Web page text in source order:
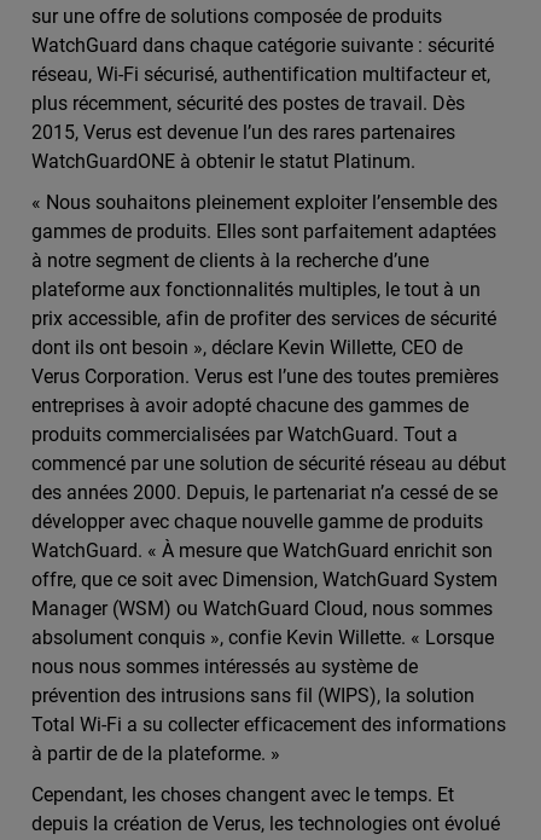
sur une offre de solutions composée de produits
WatchGuard dans chaque catégorie suivante : sécurité
réseau, Wi-Fi sécurisé, authentification multifacteur et,
plus récemment, sécurité des postes de travail. Dès
2015, Verus est devenue l’un des rares partenaires
WatchGuardONE à obtenir le statut Platinum.
« Nous souhaitons pleinement exploiter l’ensemble des
gammes de produits. Elles sont parfaitement adaptées
à notre segment de clients à la recherche d’une
plateforme aux fonctionnalités multiples, le tout à un
prix accessible, afin de profiter des services de sécurité
dont ils ont besoin », déclare Kevin Willette, CEO de
Verus Corporation. Verus est l’une des toutes premières
entreprises à avoir adopté chacune des gammes de
produits commercialisées par WatchGuard. Tout a
commencé par une solution de sécurité réseau au début
des années 2000. Depuis, le partenariat n’a cessé de se
développer avec chaque nouvelle gamme de produits
WatchGuard. « À mesure que WatchGuard enrichit son
offre, que ce soit avec Dimension, WatchGuard System
Manager (WSM) ou WatchGuard Cloud, nous sommes
absolument conquis », confie Kevin Willette. « Lorsque
nous nous sommes intéressés au système de
prévention des intrusions sans fil (WIPS), la solution
Total Wi-Fi a su collecter efficacement des informations
à partir de de la plateforme. »
Cependant, les choses changent avec le temps. Et
depuis la création de Verus, les technologies ont évolué